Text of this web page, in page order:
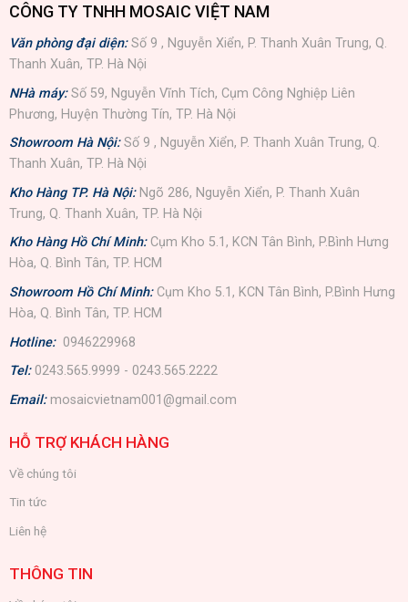
CÔNG TY TNHH MOSAIC VIỆT NAM
Văn phòng đại diện:Số 9 , Nguyễn Xiển, P. Thanh Xuân Trung, Q.
Thanh Xuân, TP. Hà Nội
NHà máy: Số 59, Nguyễn Vĩnh Tích, Cụm Công Nghiệp Liên
Phương, Huyện Thường Tín, TP. Hà Nội
Showroom Hà Nội: Số 9 , Nguyễn Xiển, P. Thanh Xuân Trung, Q.
Thanh Xuân, TP. Hà Nội
Kho Hàng TP. Hà Nội: Ngõ 286, Nguyễn Xiển, P. Thanh Xuân
Trung, Q. Thanh Xuân, TP. Hà Nội
Kho Hàng Hồ Chí Minh: Cụm Kho 5.1, KCN Tân Bình, P.Bình Hưng
Hòa, Q. Bình Tân, TP. HCM
Showroom Hồ Chí Minh: Cụm Kho 5.1, KCN Tân Bình, P.Bình Hưng
Hòa, Q. Bình Tân, TP. HCM
Hotline: 0946229968
Tel: 0243.565.9999 - 0243.565.2222
Email: mosaicvietnam001@gmail.com
HỖ TRỢ KHÁCH HÀNG
Về chúng tôi
Tin tức
Liên hệ
THÔNG TIN